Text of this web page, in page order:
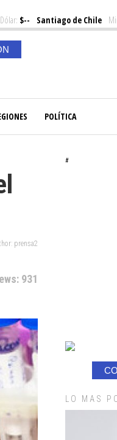
$-- Santiago de Chile
POLÍTICA
prensa2
931
#
LO MAS